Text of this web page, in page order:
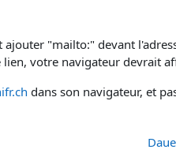
"mailto:" devant
votre navigateur devrait
dans son navigateur, et